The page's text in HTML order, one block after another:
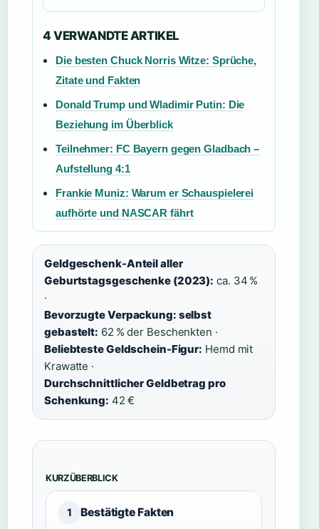
4 VERWANDTE ARTIKEL
Die besten Chuck Norris Witze: Sprüche,
Zitate und Fakten
Donald Trump und Wladimir Putin: Die
Beziehung im Überblick
Teilnehmer: FC Bayern gegen Gladbach –
Aufstellung 4:1
Frankie Muniz: Warum er Schauspielerei
aufhörte und NASCAR fährt
Geldgeschenk-Anteil aller
Geburtstagsgeschenke (2023): ca. 34 %
·
Bevorzugte Verpackung: selbst
gebastelt: 62 % der Beschenkten ·
Beliebteste Geldschein-Figur: Hemd mit
Krawatte ·
Durchschnittlicher Geldbetrag pro
Schenkung: 42 €
KURZÜBERBLICK
1 Bestätigte Fakten